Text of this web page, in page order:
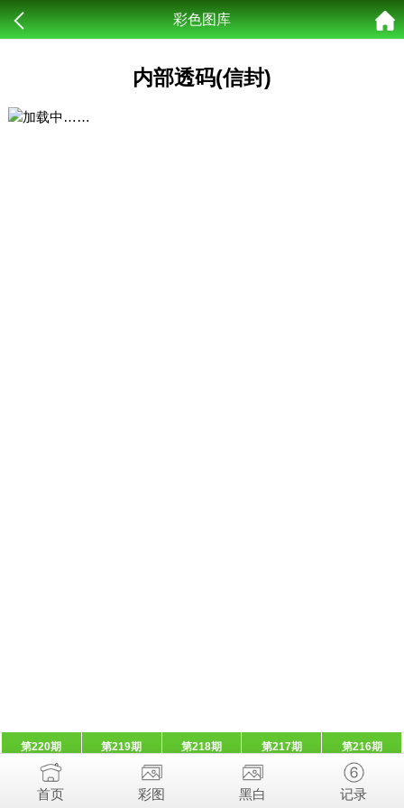
彩色图库
内部透码(信封)
第220期 第219期 第218期 第217期 第216期
首页 彩图 黑白 记录